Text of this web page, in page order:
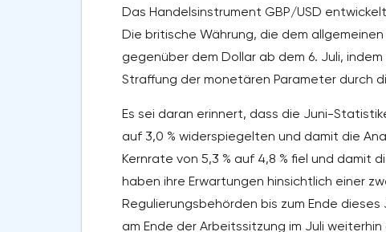
Das Handelsinstrument GBP/USD
Die britische Währung, die dem
gegenüber dem Dollar ab dem 6. Juli,
Straffung der monetären Parameter durch
Es sei daran erinnert, dass die Juni-
auf 3,0 % widerspiegelten und damit die
Kernrate von 5,3 % auf 4,8 % fiel und damit
haben ihre Erwartungen hinsichtlich einer
Regulierungsbehörden bis zum Ende
am Ende der Arbeitssitzung im Juli